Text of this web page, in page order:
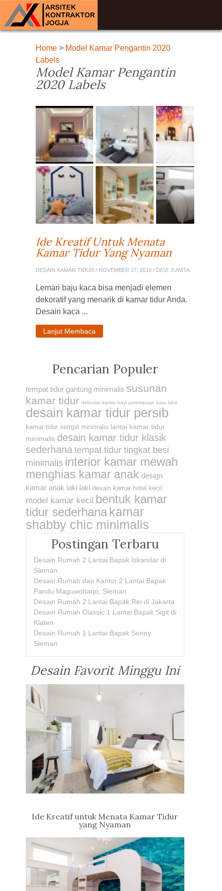
Home> Model Kamar Pengantin 2020
Labels
Model Kamar Pengantin
2020 Labels
Ide Kreatif Untuk Menata
Kamar Tidur Yang Nyaman
DESAIN KAMAR TIDUR / NOVEMBER 27, 2019 / DEVI JUWITA
Lemari baju kaca bisa menjadi elemen
dekoratif yang menarik di kamar tidur Anda.
Desain kaca ...
Lanjut Membaca
Pencarian Populer
tempat tidur gantung minimalis susunan
kamar tidur dekorasi kamar bayi perempuan baru lahir
desain kamar tidur persib
kamar tidur sempit minimalis lantai kamar tidur
minimalis desain kamar tidur klasik
sederhana tempat tidur tingkat besi
minimalis interior kamar mewah
menghias kamar anak design
kamar anak laki laki desain kamar hotel kecil
model kamar kecil bentuk kamar
tidur sederhana kamar
shabby chic minimalis
Postingan Terbaru
Desain Rumah 2 Lantai Bapak Iskandar di
Sleman
Desain Rumah dan Kantor 2 Lantai Bapak
Pandu Maguwoharjo, Sleman
Desain Rumah 2 Lantai Bapak Rei di Jakarta
Desain Rumah Classic 1 Lantai Bapak Sigit di
Klaten
Desain Rumah 1 Lantai Bapak Sonny
Sleman
Desain Favorit Minggu Ini
Ide Kreatif untuk Menata Kamar Tidur
yang Nyaman